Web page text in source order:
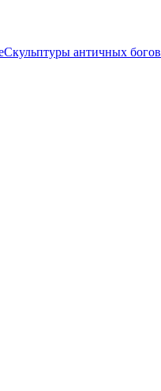
Скульптуры античных богов